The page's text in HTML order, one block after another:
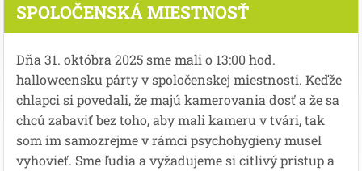
SPOLOČENSKÁ MIESTNOSŤ
Dňa 31. októbra 2025 sme mali o 13:00 hod.
halloweensku párty v spoločenskej miestnosti. Keďže
chlapci si povedali, že majú kamerovania dosť a že sa
chcú zabaviť bez toho, aby mali kameru v tvári, tak
som im samozrejme v rámci psychohygieny musel
vyhovieť. Sme ľudia a vyžadujeme si citlivý prístup a